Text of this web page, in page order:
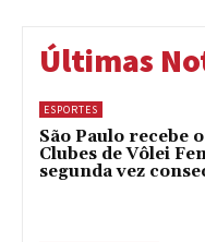
Últimas
ESPORTES
São Paulo recebe
Clubes de Vôlei
segunda vez